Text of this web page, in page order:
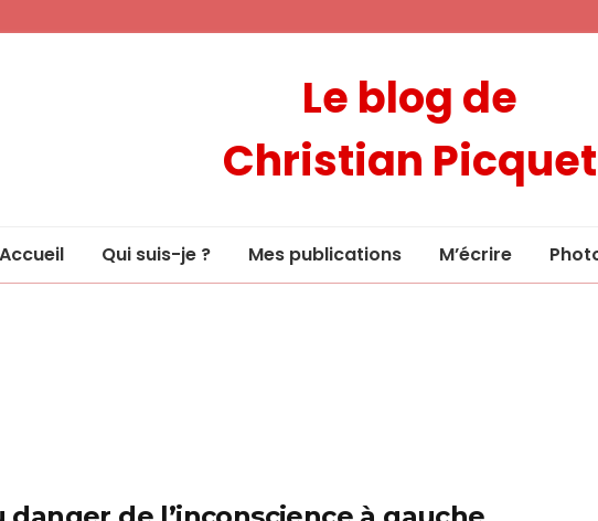
Le blog de
Christian Picquet
Accueil Qui suis-je ? Mes publications M’écrire